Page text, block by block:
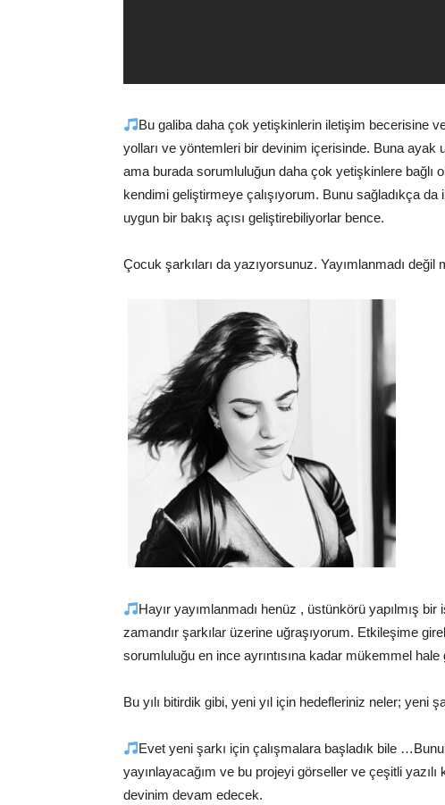
Bu galiba daha çok yetişkinlerin iletişim becerisine
yolları ve yöntemleri bir devinim içerisinde. Buna
ama burada sorumluluğun daha çok yetişkinlere bağlı
kendimi geliştirmeye çalışıyorum. Bunu sağladıkça
uygun bir bakış açısı geliştirebiliyorlar bence.
Çocuk şarkıları da yazıyorsunuz. Yayımlanmadı değil
Hayır yayımlanmadı henüz , üstünkörü yapılmış
zamandır şarkılar üzerine uğraşıyorum. Etkileşime
sorumluluğu en ince ayrıntısına kadar mükemmel
Bu yılı bitirdik gibi, yeni yıl için hedefleriniz neler; yeni
Evet yeni şarkı için çalışmalara başladık bile
yayınlayacağım ve bu projeyi görseller ve çeşitli
devinim devam edecek.